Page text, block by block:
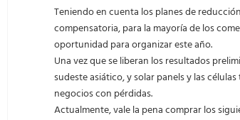
Teniendo en cuenta los planes de
compensatoria, para la mayoría de los
oportunidad para organizar este año.
Una vez que se liberan los resultados
sudeste asiático, y solar panels y las
negocios con pérdidas.
Actualmente, vale la pena comprar los